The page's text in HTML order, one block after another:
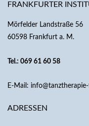
FRANKFURTER
Mörfelder Landstraße 56
60598 Frankfurt a. M.
Tel.: 069 61 60 58
E-Mail:
ADRESSEN